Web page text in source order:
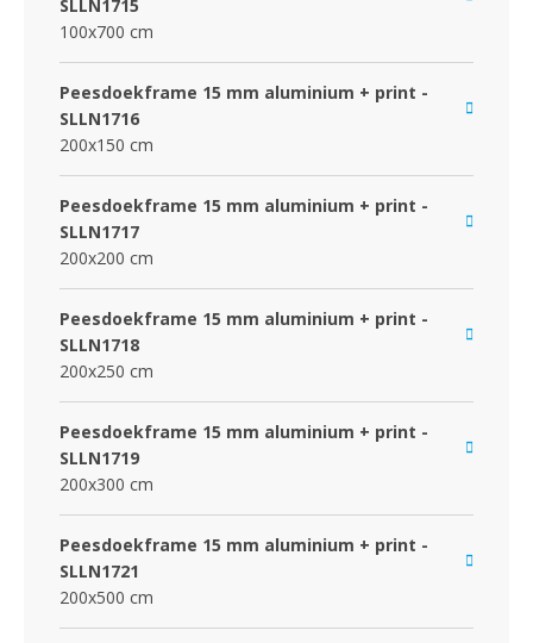
SLLN1715
100x700 cm
Peesdoekframe 15 mm aluminium + print -
SLLN1716
200x150 cm
Peesdoekframe 15 mm aluminium + print -
SLLN1717
200x200 cm
Peesdoekframe 15 mm aluminium + print -
SLLN1718
200x250 cm
Peesdoekframe 15 mm aluminium + print -
SLLN1719
200x300 cm
Peesdoekframe 15 mm aluminium + print -
SLLN1721
200x500 cm